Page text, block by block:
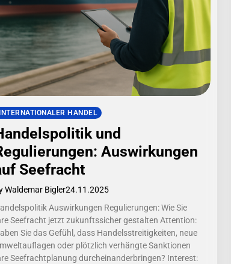
INTERNATIONALER HANDEL
und
Auswirkungen
Seefracht
Waldemar Bigler24.11.2025
Auswirkungen Regulierungen: Wie Sie
Seefracht jetzt zukunftssicher gestalten Attention:
Sie das Gefühl, dass Handelsstreitigkeiten, neue
oder plötzlich verhängte Sanktionen
Seefrachtplanung durcheinanderbringen? Interest: